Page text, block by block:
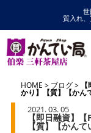
世
質入れ
HOME ブログ
かり】【質】【かん
2021. 03. 05
【即日融資】
【質】【かん